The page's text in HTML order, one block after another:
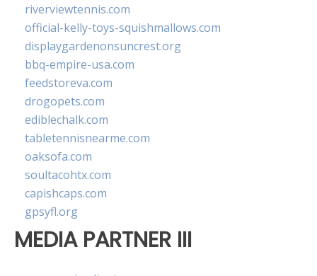
riverviewtennis.com
official-kelly-toys-squishmallows.com
displaygardenonsuncrest.org
bbq-empire-usa.com
feedstoreva.com
drogopets.com
ediblechalk.com
tabletennisnearme.com
oaksofa.com
soultacohtx.com
capishcaps.com
gpsyfl.org
MEDIA PARTNER III